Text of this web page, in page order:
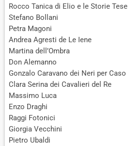
Rocco Tanica di Elio e le Storie Tese
Stefano Bollani
Petra Magoni
Andrea Agresti de Le Iene
Martina dell’Ombra
Don Alemanno
Gonzalo Caravano dei Neri per Caso
Clara Serina dei Cavalieri del Re
Massimo Luca
Enzo Draghi
Raggi Fotonici
Giorgia Vecchini
Pietro Ubaldi